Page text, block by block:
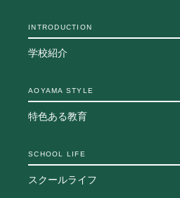
INTRODUCTION
学校紹介
AOYAMA STYLE
特色ある教育
SCHOOL LIFE
スクールライフ